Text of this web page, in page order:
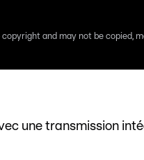
and may not be copied,
une transmission